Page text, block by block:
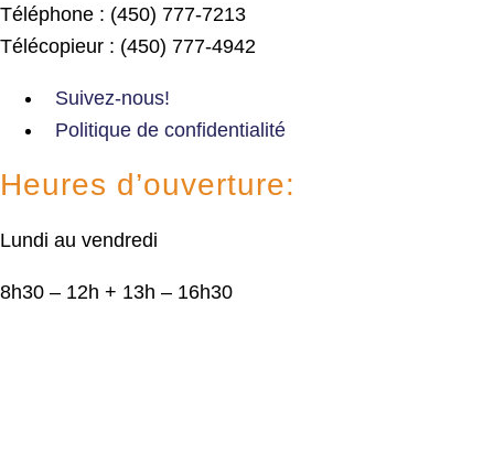
Téléphone : (450) 777-7213
Télécopieur : (450) 777-4942
Suivez-nous!
Politique de confidentialité
Heures d’ouverture:
Lundi au vendredi
8h30 – 12h + 13h – 16h30